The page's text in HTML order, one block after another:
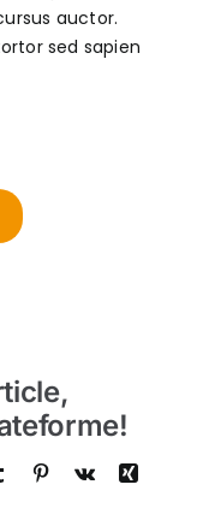
auctor.
sed sapien
Tumblr Pinterest
Vk
Xing